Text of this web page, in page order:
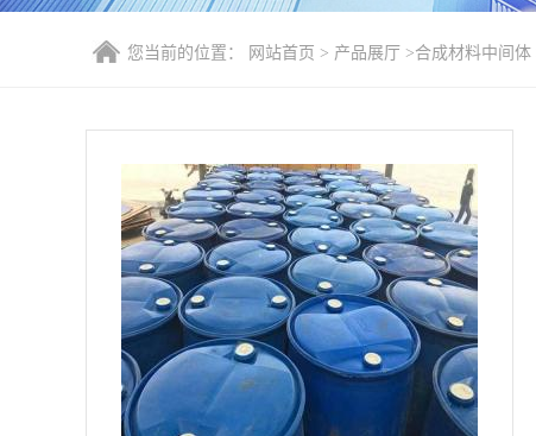
您当前的位置： 网站首页 > 产品展厅 >合成材料中间体